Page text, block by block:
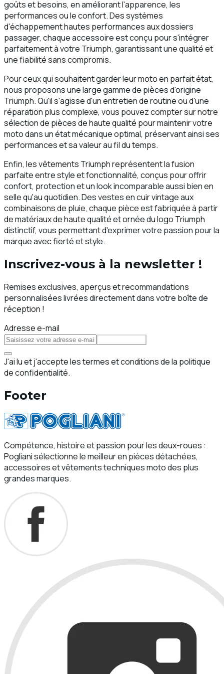
goûts et besoins, en améliorant l'apparence, les
performances ou le confort. Des systèmes
d'échappement hautes performances aux dossiers
passager, chaque accessoire est conçu pour s'intégrer
parfaitement à votre Triumph, garantissant une qualité et
une fiabilité sans compromis.
Pour ceux qui souhaitent garder leur moto en parfait état,
nous proposons une large gamme de pièces d'origine
Triumph. Qu'il s'agisse d'un entretien de routine ou d'une
réparation plus complexe, vous pouvez compter sur notre
sélection de pièces de haute qualité pour maintenir votre
moto dans un état mécanique optimal, préservant ainsi ses
performances et sa valeur au fil du temps.
Enfin, les vêtements Triumph représentent la fusion
parfaite entre style et fonctionnalité, conçus pour offrir
confort, protection et un look incomparable aussi bien en
selle qu'au quotidien. Des vestes en cuir vintage aux
combinaisons de pluie, chaque pièce est fabriquée à partir
de matériaux de haute qualité et ornée du logo Triumph
distinctif, vous permettant d'exprimer votre passion pour la
marque avec fierté et style.
Inscrivez-vous à la newsletter !
Remises exclusives, aperçus et recommandations
personnalisées livrées directement dans votre boîte de
réception !
Adresse e-mail
J'ai lu et j'accepte les termes et conditions de la politique
de confidentialité.
Footer
Compétence, histoire et passion pour les deux-roues :
Pogliani sélectionne le meilleur en pièces détachées,
accessoires et vêtements techniques moto des plus
grandes marques.